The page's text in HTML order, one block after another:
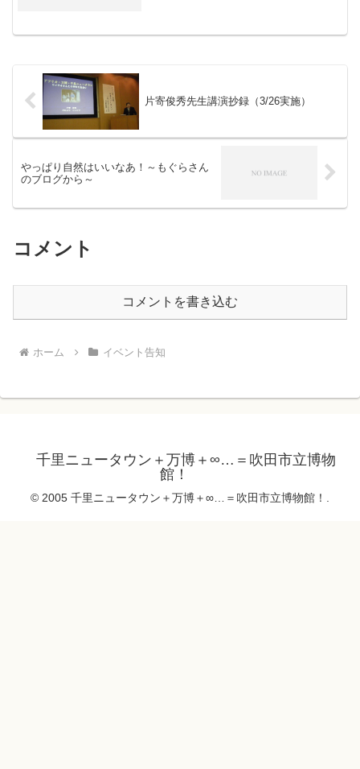
片寄俊秀先生講演抄録（3/26実施）
やっぱり自然はいいなあ！～もぐらさん
のブログから～
コメント
コメントを書き込む
ホーム イベント告知
千里ニュータウン＋万博＋∞…＝吹田市立博物
館！
© 2005 千里ニュータウン＋万博＋∞…＝吹田市立博物館！.